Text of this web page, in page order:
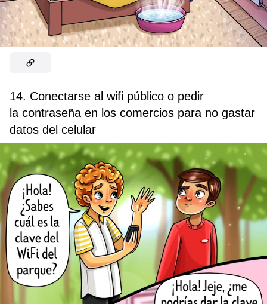
14. Conectarse al wifi público o pedir
la contraseña en los comercios para no gastar
datos del celular